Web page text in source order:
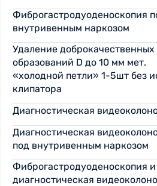
Фиброгастродуоденоскопия
внутривенным наркозом
Удаление доброкачественных
образований D до 10 мм мет.
«холодной петли» 1-5шт без
клипатора
Диагностическая
Диагностическая
под внутривенным наркозом
Фиброгастродуоденоскопия и
диагностическая